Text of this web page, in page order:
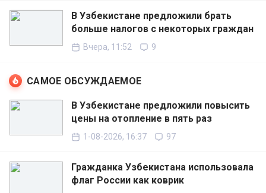
В Узбекистане предложили брать
больше налогов с некоторых граждан
Вчера, 11:52 9
САМОЕ ОБСУЖДАЕМОЕ
В Узбекистане предложили повысить
цены на отопление в пять раз
1-08-2026, 16:37 97
Гражданка Узбекистана использовала
флаг России как коврик